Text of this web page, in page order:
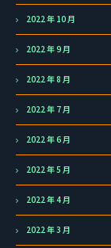
2022 年 10 月
2022 年 9 月
2022 年 8 月
2022 年 7 月
2022 年 6 月
2022 年 5 月
2022 年 4 月
2022 年 3 月